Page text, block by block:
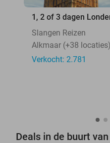
1, 2 of 3 dagen
Slangen Reizen
Alkmaar (+38 locaties)
Verkocht: 2.781
Deals in de buurt